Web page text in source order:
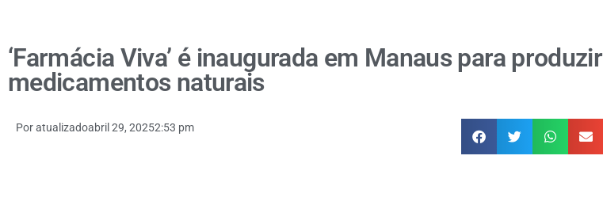
‘Farmácia Viva’ é inaugurada em Manaus para produzir
medicamentos naturais
Poratualizadoabril 29, 20252:53 pm